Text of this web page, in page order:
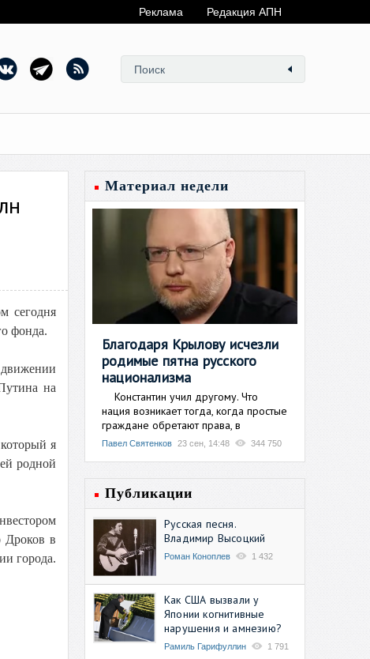
Реклама Редакция АПН
сегодня
фонда.
на
я
родной
Дроков в
города.
Материал недели
Благодаря Крылову исчезли
родимые пятна русского
национализма
Константин учил другому. Что
нация возникает тогда, когда простые
граждане обретают права, в
Павел Святенков 23 сен, 14:48 344 750
Публикации
Русская песня.
Владимир Высоцкий
Роман Коноплев 1 432
Как США вызвали у
Японии когнитивные
нарушения и амнезию?
Рамиль Гарифуллин 1 791